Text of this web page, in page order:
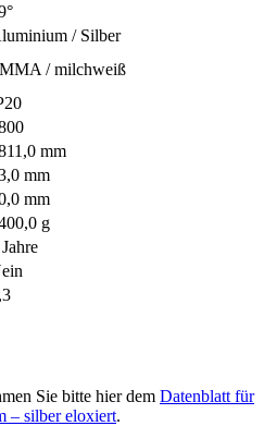
/ Silber
/ milchweiß
mm
mm
mm
g
Sie bitte hier dem Datenblatt für
– silber eloxiert.